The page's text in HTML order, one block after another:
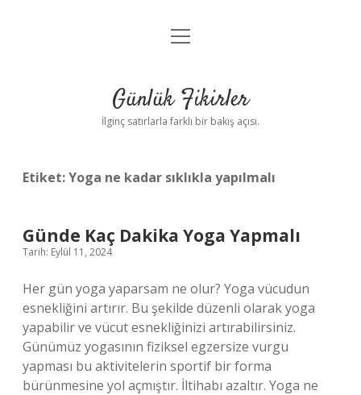
Anasayfa
Yasal Uyarı
menüyü
Günlük Fikirler
İlginç satırlarla farklı bir bakış açısı.
Etiket:Yoga ne kadar sıklıkla yapılmalı
Günde Kaç Dakika Yoga Yapmalı
Tarih: Eylül 11, 2024
Her gün yoga yaparsam ne olur? Yoga vücudun
esnekliğini artırır. Bu şekilde düzenli olarak yoga
yapabilir ve vücut esnekliğinizi artırabilirsiniz.
Günümüz yogasının fiziksel egzersize vurgu
yapması bu aktivitelerin sportif bir forma
bürünmesine yol açmıştır. İltihabı azaltır. Yoga ne